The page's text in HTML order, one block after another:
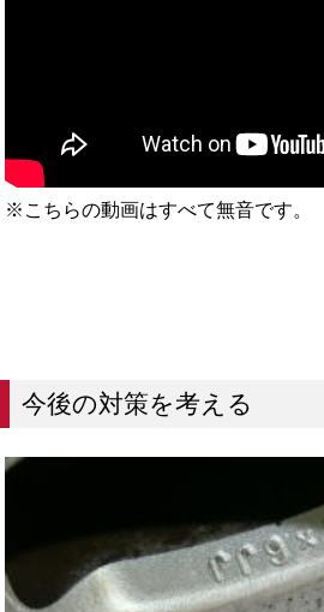
※こちらの動画はすべて無音です。
今後の対策を考える